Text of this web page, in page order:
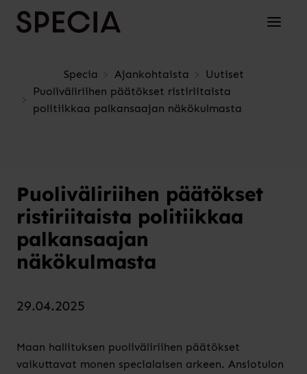
Siirry sisältöön Avaa/
Specia Ajankohtaista
Uutiset
Puoliväliriihen päätökset ristiriitaista
politiikkaa palkansaajan näkökulmasta
Puoliväliriihen päätökset
ristiriitaista politiikkaa
palkansaajan
näkökulmasta
29.04.2025
Maan hallituksen puoliväliriihen päätökset
vaikuttavat monen specialaisen arkeen. Ansiotulon